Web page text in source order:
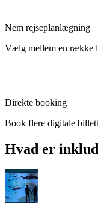
Nem rejseplanlægning
Vælg mellem en række
Direkte booking
Book flere digitale
Hvad er